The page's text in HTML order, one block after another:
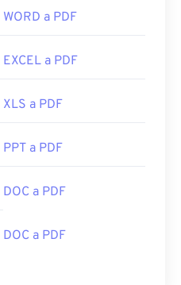
WORD a PDF
EXCEL a PDF
XLS a PDF
PPT a PDF
DOC a PDF
DOC a PDF